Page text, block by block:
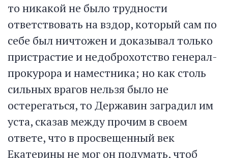
то никакой не было трудности
ответствовать на вздор, который сам по
себе был ничтожен и доказывал только
пристрастие и недоброхотство генерал-
прокурора и наместника; но как столь
сильных врагов нельзя было не
остерегаться, то Державин заградил им
уста, сказав между прочим в своем
ответе, что в просвещенный век
Екатерины не мог он подумать, чтоб